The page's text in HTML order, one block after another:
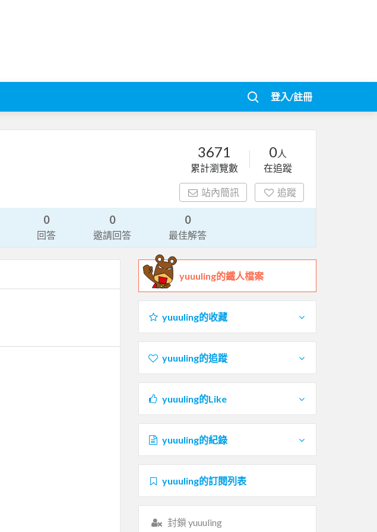
登入/註冊
3671
累計瀏覽數
0人
在追蹤
站內簡訊 追蹤
0
回答
0
邀請回答
0
最佳解答
yuuuling的鐵人檔案
yuuuling的收藏
yuuuling的追蹤
yuuuling的Like
yuuuling的紀錄
yuuuling的訂閱列表
封鎖 yuuuling